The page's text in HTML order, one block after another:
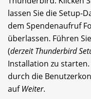
lassen Sie die Setup-
dem Spendenaufruf
überlassen. Führen
(derzeit Thunderbird
Installation zu starten.
durch die
aufWeiter.